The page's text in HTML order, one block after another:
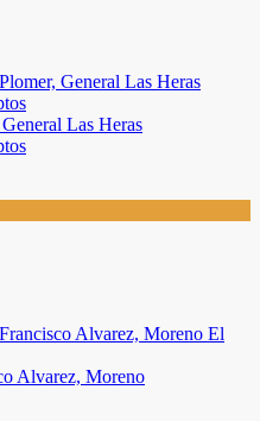
Las Heras
Alvarez, Moreno